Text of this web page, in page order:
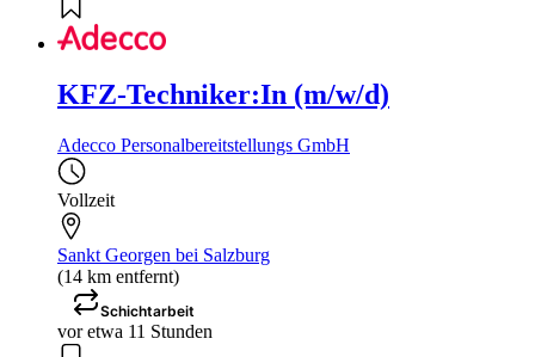
KFZ-Techniker:In (m/w/d)
Adecco Personalbereitstellungs GmbH
Vollzeit
Sankt Georgen bei Salzburg
(14 km entfernt)
Schichtarbeit
vor etwa 11 Stunden